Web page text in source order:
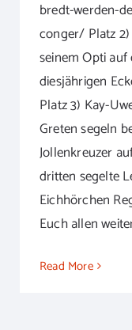
bredt-werden-
conger/ Platz
seinem Opti
diesjährigen
Platz 3) Kay-
Greten segeln
Jollenkreuzer
dritten segelte
Eichhörchen
Euch allen
Read More